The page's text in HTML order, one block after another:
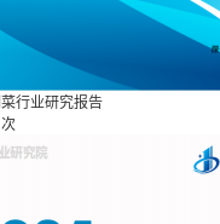
行业研究报告